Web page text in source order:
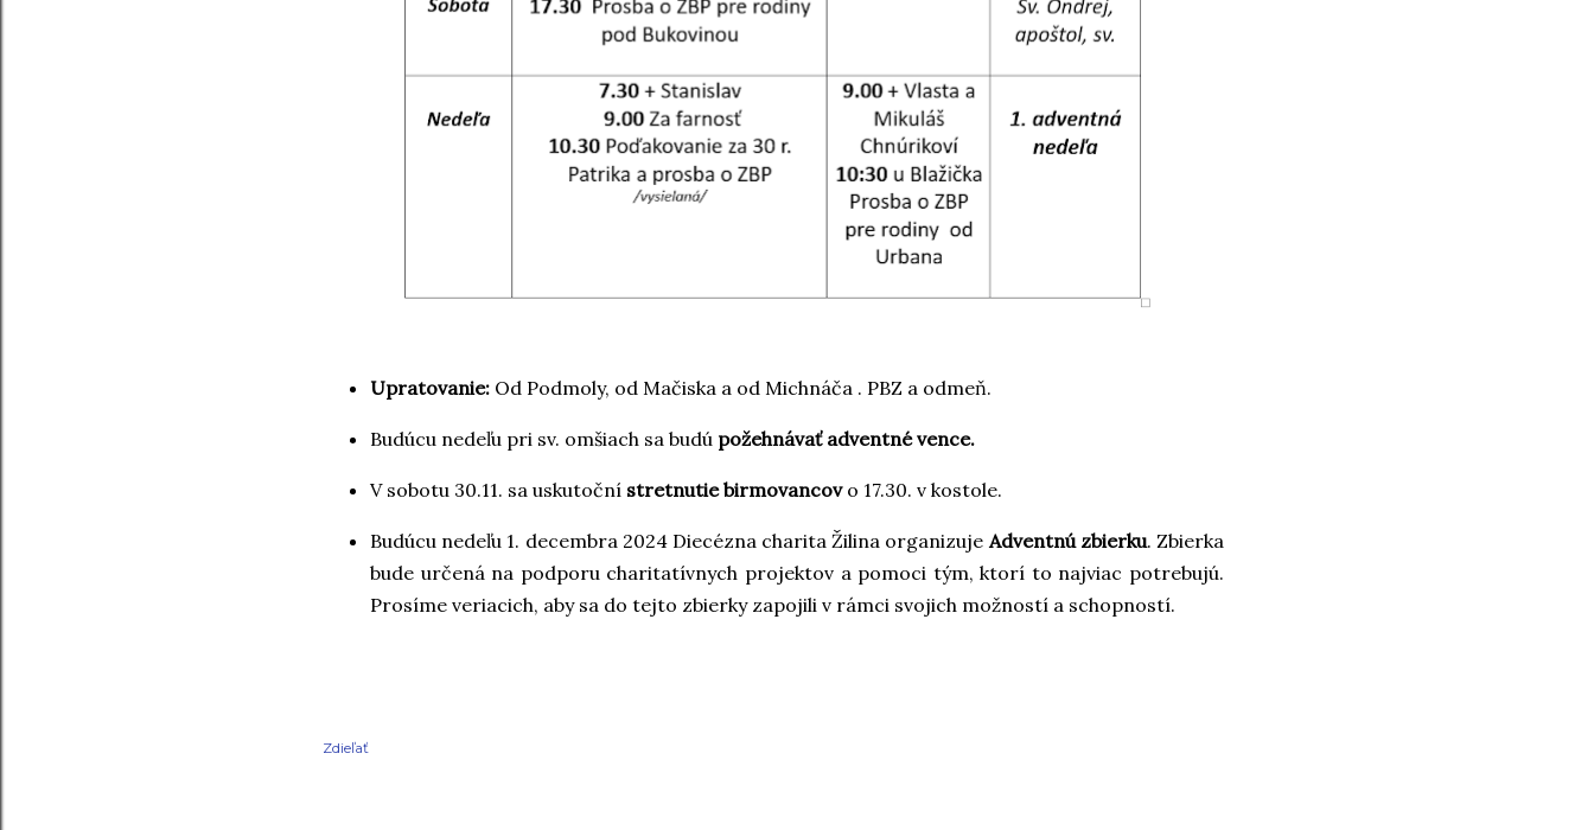
Upratovanie: Od Podmoly, od Mačiska a od Michnáča . PBZ a odmeň.
Budúcu nedeľu pri sv. omšiach sa budú požehnávať adventné vence.
V sobotu 30.11. sa uskutoční stretnutie birmovancovo 17.30. v kostole.
Budúcu nedeľu 1. decembra 2024 Diecézna charita Žilina organizuje Adventnú zbierku. Zbierka
bude určená na podporu charitatívnych projektov a pomoci tým, ktorí to najviac potrebujú.
Prosíme veriacich, aby sa do tejto zbierky zapojili v rámci svojich možností a schopností.
Zdieľať